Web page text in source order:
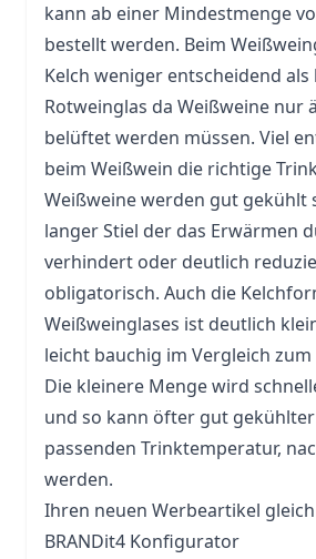
kann ab einer Mindestmenge
bestellt werden. Beim
Kelch weniger entscheidend als
Rotweinglas da Weißweine nur
belüftet werden müssen. Viel
beim Weißwein die richtige
Weißweine werden gut gekühlt
langer Stiel der das Erwärmen
verhindert oder deutlich
obligatorisch. Auch die
Weißweinglases ist deutlich
leicht bauchig im Vergleich
Die kleinere Menge wird
und so kann öfter gut
passenden Trinktemperatur,
werden.
Ihren neuen Werbeartikel
BRANDit4 Konfigurator